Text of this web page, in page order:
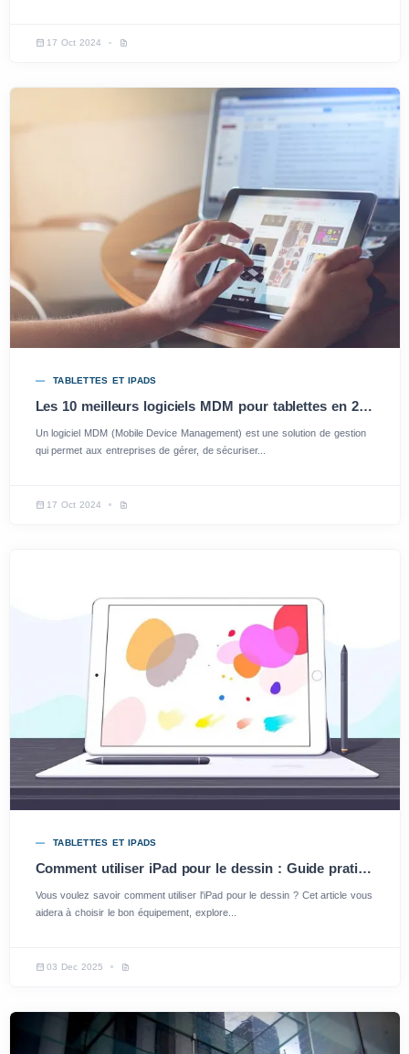
17 Oct 2024
TABLETTES ET IPADS
Les 10 meilleurs logiciels MDM pour tablettes en 2024
Un logiciel MDM (Mobile Device Management) est une solution de gestion
qui permet aux entreprises de gérer, de sécuriser...
17 Oct 2024
TABLETTES ET IPADS
Comment utiliser iPad pour le dessin : Guide pratique et astuces
Vous voulez savoir comment utiliser l'iPad pour le dessin ? Cet article vous
aidera à choisir le bon équipement, explore...
03 Dec 2025